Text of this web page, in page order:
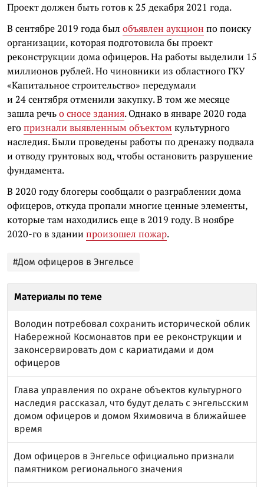
Проект должен быть готов к 25 декабря 2021 года.
В сентябре 2019 года был объявлен аукцион по поиску
организации, которая подготовила бы проект
реконструкции дома офицеров. На работы выделили 15
миллионов рублей. Но чиновники из областного ГКУ
«Капитальное строительство» передумали
и 24 сентября отменили закупку. В том же месяце
зашла речьо сносе здания. Однако в январе 2020 года
егопризнали выявленным объектомкультурного
наследия. Были проведены работы по дренажу подвала
и отводу грунтовых вод, чтобы остановить разрушение
фундамента.
В 2020 году блогеры сообщали о разграблении дома
офицеров, откуда пропали многие ценные элементы,
которые там находились еще в 2019 году. В ноябре
2020-го в здании произошел пожар.
#Дом офицеров в Энгельсе
Материалы по теме
Володин потребовал сохранить исторической облик
Набережной Космонавтов при ее реконструкции и
законсервировать дом с кариатидами и дом
офицеров
Глава управления по охране объектов культурного
наследия рассказал, что будут делать с энгельсским
домом офицеров и домом Яхимовича в ближайшее
время
Дом офицеров в Энгельсе официально признали
памятником регионального значения